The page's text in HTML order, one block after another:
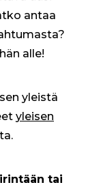
antaa
alle!
yleistä
yleisen
tai